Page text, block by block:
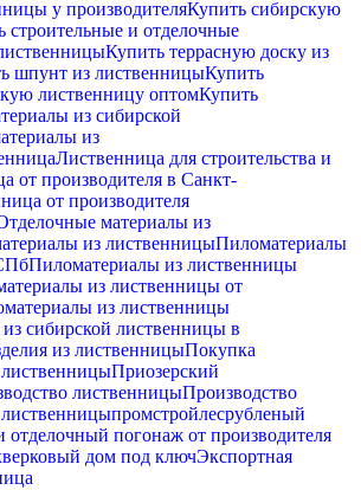
у производителяКупить сибирскую
строительные и отделочные
Купить террасную доску из
шпунт из лиственницыКупить
лиственницу оптомКупить
из сибирской
из
Лиственница для строительства и
от производителя в Санкт-
от производителя
материалы из
из лиственницыПиломатериалы
Пиломатериалы из лиственницы
из лиственницы от
из лиственницы
сибирской лиственницы в
из лиственницыПокупка
Приозерский
лиственницыПроизводство
промстройлесрубленый
отделочный погонаж от производителя
дом под ключЭкспортная